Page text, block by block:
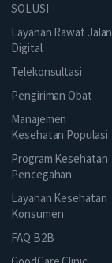
SOLUSI
Layanan Rawat Jalan
Digital
Telekonsultasi
Pengiriman Obat
Manajemen
Kesehatan Populasi
Program Kesehatan
Pencegahan
Layanan Kesehatan
Konsumen
FAQ B2B